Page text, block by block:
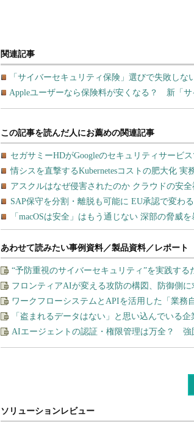
関連記事
「サイバーセキュリティ保険」選びで失敗しな
Appleユーザーなら保険料が安くなる？ 新「
あわせて読みたい事例資料／製品資料／レポート
“予防重視のサイバーセキュリティ”を実践する
フロンティアAIが変える攻防の構図、防御側
ワークフローシステムとAPIを活用した「業務
「盗まれるデータはない」と思い込んでいる
AIエージェントの認証・権限管理は万全？ 強